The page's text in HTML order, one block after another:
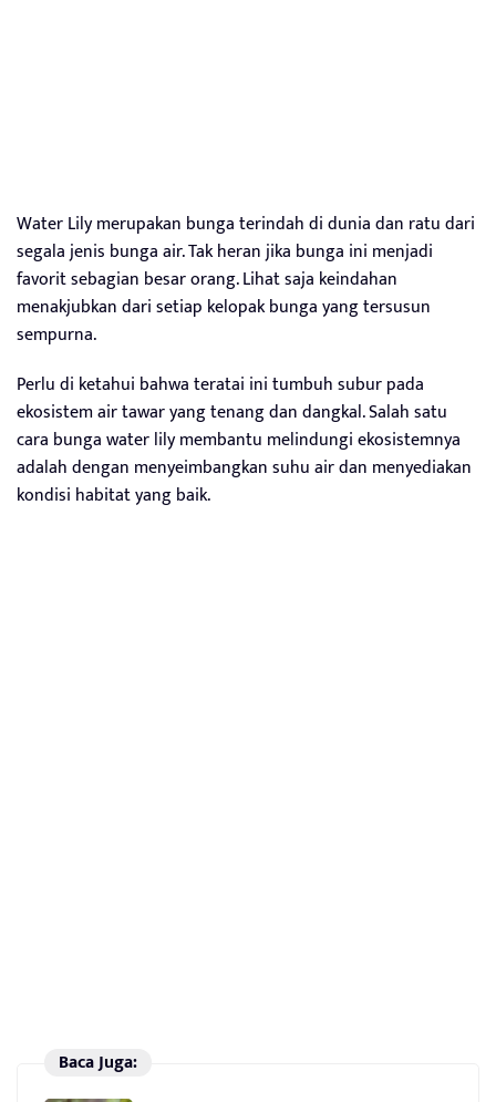
Water Lily merupakan bunga terindah di dunia dan ratu dari
segala jenis bunga air. Tak heran jika bunga ini menjadi
favorit sebagian besar orang. Lihat saja keindahan
menakjubkan dari setiap kelopak bunga yang tersusun
sempurna.
Perlu di ketahui bahwa teratai ini tumbuh subur pada
ekosistem air tawar yang tenang dan dangkal. Salah satu
cara bunga water lily membantu melindungi ekosistemnya
adalah dengan menyeimbangkan suhu air dan menyediakan
kondisi habitat yang baik.
Baca Juga: